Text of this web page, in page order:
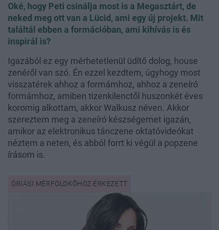
Oké, hogy Peti csinálja most is a Megasztárt, de
neked meg ott van a Lücid, ami egy új projekt. Mit
találtál ebben a formációban, ami kihívás is és
inspirál is?
Igazából ez egy mérhetetlenül üdítő dolog, house
zenéről van szó. Én ezzel kezdtem, úgyhogy most
visszatérek ahhoz a formámhoz, ahhoz a zeneíró
formámhoz, amiben tizenkilenctől huszonkét éves
koromig alkottam, akkor Walkusz néven. Akkor
szereztem meg a zeneíró készségemet igazán,
amikor az elektronikus tánczene oktatóvideókat
néztem a neten, és abból forrt ki végül a popzene
írásom is.